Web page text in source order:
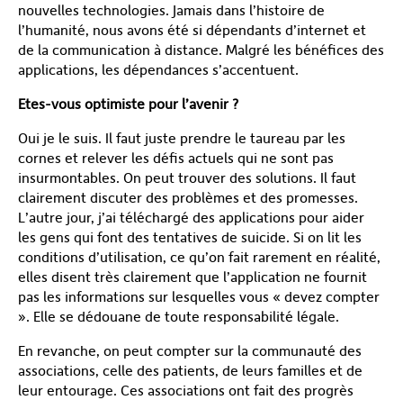
nouvelles technologies. Jamais dans l’histoire de
l’humanité, nous avons été si dépendants d’internet et
de la communication à distance. Malgré les bénéfices des
applications, les dépendances s’accentuent.
Etes-vous optimiste pour l’avenir ?
Oui je le suis. Il faut juste prendre le taureau par les
cornes et relever les défis actuels qui ne sont pas
insurmontables. On peut trouver des solutions. Il faut
clairement discuter des problèmes et des promesses.
L’autre jour, j’ai téléchargé des applications pour aider
les gens qui font des tentatives de suicide. Si on lit les
conditions d’utilisation, ce qu’on fait rarement en réalité,
elles disent très clairement que l’application ne fournit
pas les informations sur lesquelles vous « devez compter
». Elle se dédouane de toute responsabilité légale.
En revanche, on peut compter sur la communauté des
associations, celle des patients, de leurs familles et de
leur entourage. Ces associations ont fait des progrès